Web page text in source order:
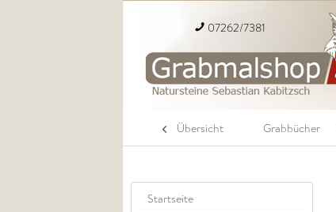
07262/7381
Übersicht Grabbücher
Startseite